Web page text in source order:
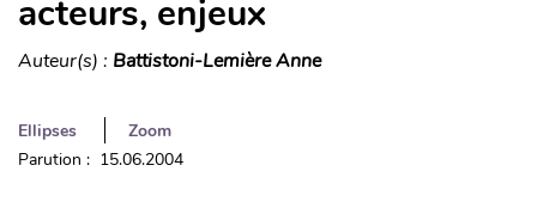
acteurs, enjeux
Auteur(s) : Battistoni-Lemière Anne
Ellipses
Zoom
Parution : 15.06.2004